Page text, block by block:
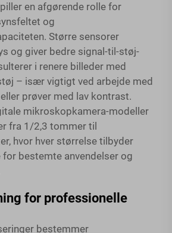
en afgørende rolle for
og
Større sensorer
og giver bedre signal-til-støj-
i renere billeder med
– især vigtigt ved arbejde med
prøver med lav kontrast.
mikroskopkamera-modeller
fra 1/2,3 tommer til
hvor hver størrelse tilbyder
bestemte anvendelser og
for professionelle
bestemmer